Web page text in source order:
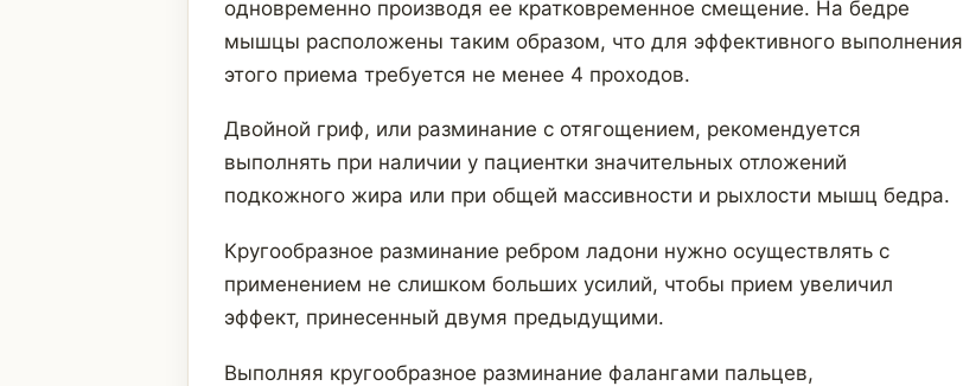
одновременно производя ее кратковременное смещение. На бедре
мышцы расположены таким образом, что для эффективного выполнения
этого приема требуется не менее 4 проходов.
Двойной гриф, или разминание с отягощением, рекомендуется
выполнять при наличии у пациентки значительных отложений
подкожного жира или при общей массивности и рыхлости мышц бедра.
Кругообразное разминание ребром ладони нужно осуществлять с
применением не слишком больших усилий, чтобы прием увеличил
эффект, принесенный двумя предыдущими.
Выполняя кругообразное разминание фалангами пальцев,